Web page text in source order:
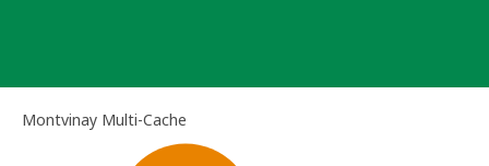
Montvinay Multi-Cache